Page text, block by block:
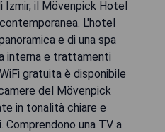
Izmir, il Mövenpick Hotel
L'hotel
e di una spa
interna e trattamenti
gratuita è disponibile
del Mövenpick
in tonalità chiare e
una TV a